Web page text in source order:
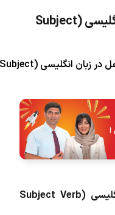
مطابقت فعل و فاعل در زبان انگلیسی (Subject
مطابقت فعل و فاعل در زبان انگلیسی (Subject
مطابقت فعل و فاعل در زبان انگلیسی (Subject Verb